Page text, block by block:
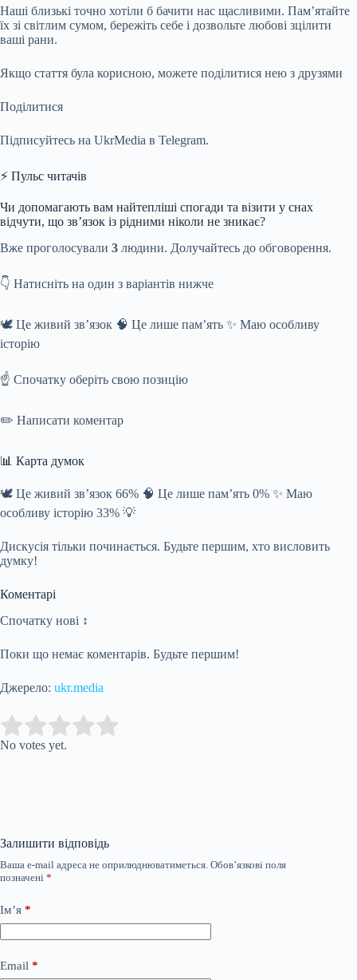
Наші близькі точно хотіли б бачити нас щасливими. Пам’ятайте
їх зі світлим сумом, бережіть себе і дозвольте любові зцілити
ваші рани.
Якщо стаття була корисною, можете поділитися нею з друзями
Поділитися
Підписуйтесь на UkrMedia в Telegram.
⚡ Пульс читачів
Чи допомагають вам найтепліші спогади та візити у снах
відчути, що зв’язок із рідними ніколи не зникає?
Вже проголосували 3 людини. Долучайтесь до обговорення.
👇 Натисніть на один з варіантів нижче
🕊️ Це живий зв’язок 🧠 Це лише пам’ять ✨ Маю особливу
історію
☝️ Спочатку оберіть свою позицію
✏️ Написати коментар
📊 Карта думок
🕊️ Це живий зв’язок 66% 🧠 Це лише пам’ять 0% ✨ Маю
особливу історію 33% 💡
Дискусія тільки починається. Будьте першим, хто висловить
думку!
Коментарі
Спочатку нові ↕
Поки що немає коментарів. Будьте першим!
Джерело: ukr.media
Rate this item:
No votes yet.
Залишити відповідь
Ваша e-mail адреса не оприлюднюватиметься. Обов’язкові поля
позначені *
Ім’я *
Email *